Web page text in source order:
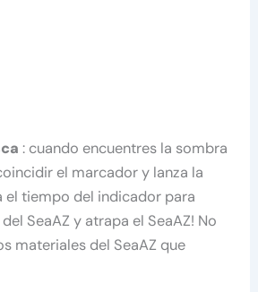
: cuando encuentres la sombra
el marcador y lanza la
el tiempo del indicador para
SeaAZ y atrapa el SeaAZ! No
materiales del SeaAZ que